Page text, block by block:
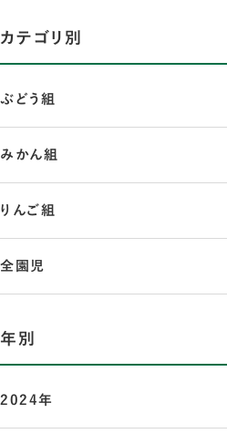
カテゴリ別
ぶどう組
みかん組
りんご組
全園児
年別
2024年